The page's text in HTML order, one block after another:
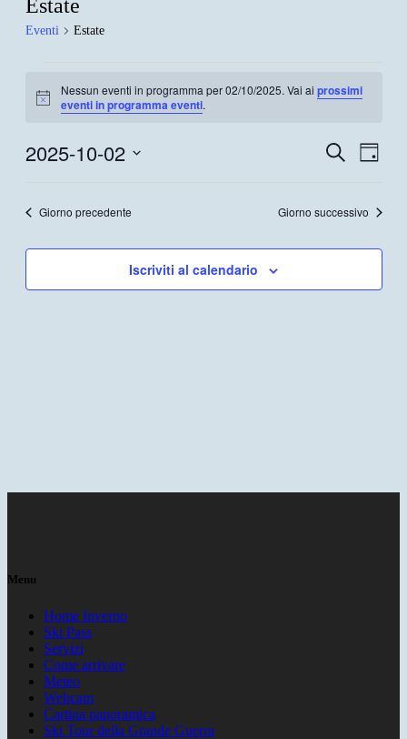
Estate
Eventi Estate
for
Notice
Nessun eventi in programma per 02/10/2025. Vai ai prossimi
eventi in programma eventi.
Eventi
viste
Cerca
Viste
Giorno
2025-10-02
data.Giorno precedente Giorno successivo
Iscriviti al calendario
Menu
Home Inverno
Ski Pass
Servizi
Come arrivare
Meteo
Webcam
Cartina panoramica
Ski Tour della Grande Guerra